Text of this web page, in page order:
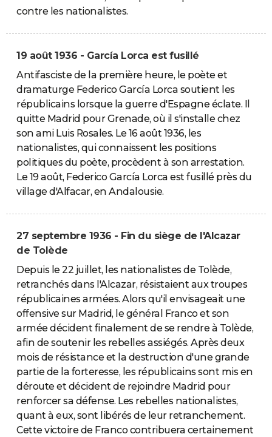
contre les nationalistes.
19 août 1936 - García Lorca est fusillé
Antifasciste de la première heure, le poète et
dramaturge Federico García Lorca soutient les
républicains lorsque la guerre d'Espagne éclate. Il
quitte Madrid pour Grenade, où il s'installe chez
son ami Luis Rosales. Le 16 août 1936, les
nationalistes, qui connaissent les positions
politiques du poète, procèdent à son arrestation.
Le 19 août, Federico García Lorca est fusillé près du
village d'Alfacar, en Andalousie.
27 septembre 1936 - Fin du siège de l'Alcazar
de Tolède
Depuis le 22 juillet, les nationalistes de Tolède,
retranchés dans l'Alcazar, résistaient aux troupes
républicaines armées. Alors qu'il envisageait une
offensive sur Madrid, le général Franco et son
armée décident finalement de se rendre à Tolède,
afin de soutenir les rebelles assiégés. Après deux
mois de résistance et la destruction d'une grande
partie de la forteresse, les républicains sont mis en
déroute et décident de rejoindre Madrid pour
renforcer sa défense. Les rebelles nationalistes,
quant à eux, sont libérés de leur retranchement.
Cette victoire de Franco contribuera certainement